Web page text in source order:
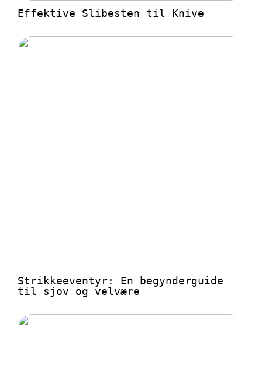
Effektive Slibesten til Knive
Strikkeeventyr: En begynderguide
til sjov og velvære